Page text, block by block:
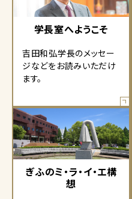
学長室へようこそ
吉田和弘学長のメッセー
ジなどをお読みいただけ
ます。
ぎふのミ・ラ・イ・エ構
想